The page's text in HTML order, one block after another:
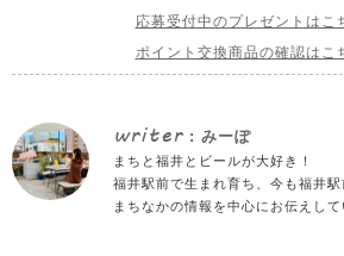
応募受付中のプレゼントはこ
ポイント交換商品の確認はこ
writer : みーぽ
まちと福井とビールが大好き！
福井駅前で生まれ育ち、今も福井駅
まちなかの情報を中心にお伝えして